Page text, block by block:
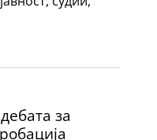
за